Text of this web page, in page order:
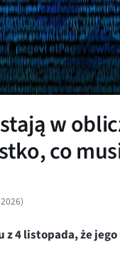
w
co
)
4 listopada, że